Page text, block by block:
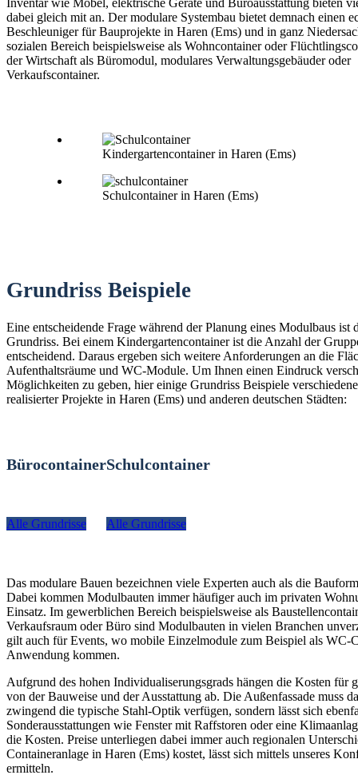
dabei gleich mit an. Der modulare Systembau bietet demnach einen
Beschleuniger für Bauprojekte in Haren (Ems) und in ganz
sozialen Bereich beispielsweise als Wohncontainer oder
der Wirtschaft als Büromodul, modulares Verwaltungsgebäuder oder
Verkaufscontainer.
Kindergartencontainer in Haren (Ems)
Schulcontainer in Haren (Ems)
Grundriss Beispiele
Eine entscheidende Frage während der Planung eines Modulbaus ist
Grundriss. Bei einem Kindergartencontainer ist die Anzahl der
entscheidend. Daraus ergeben sich weitere Anforderungen an die
Aufenthaltsräume und WC-Module. Um Ihnen einen Eindruck
Möglichkeiten zu geben, hier einige Grundriss Beispiele
realisierter Projekte in Haren (Ems) und anderen deutschen Städten:
Bürocontainer
Alle Grundrisse
Schulcontainer
Alle Grundrisse
Das modulare Bauen bezeichnen viele Experten auch als die
Dabei kommen Modulbauten immer häufiger auch im privaten
Einsatz. Im gewerblichen Bereich beispielsweise als
Verkaufsraum oder Büro sind Modulbauten in vielen Branchen
gilt auch für Events, wo mobile Einzelmodule zum Beispiel als WC-
Anwendung kommen.
Aufgrund des hohen Individualiserungsgrads hängen die Kosten für
von der Bauweise und der Ausstattung ab. Die Außenfassade muss
zwingend die typische Stahl-Optik verfügen, sondern lässt sich
Sonderausstattungen wie Fenster mit Raffstoren oder eine
die Kosten. Preise unterliegen dabei immer auch regionalen
Containeranlage in Haren (Ems) kostet, lässt sich mittels unseres
ermitteln.